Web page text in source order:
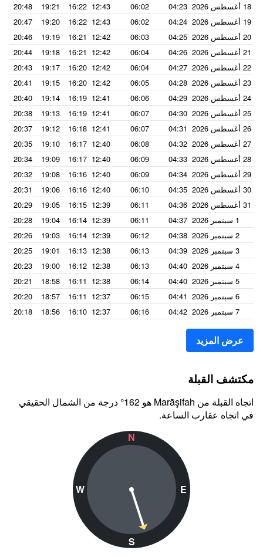
18 أغسطس 2026
04:23
06:02
12:43
16:22
19:21
20:48
19 أغسطس 2026
04:24
06:02
12:43
16:22
19:20
20:47
20 أغسطس 2026
04:25
06:03
12:42
16:21
19:19
20:46
21 أغسطس 2026
04:26
06:04
12:42
16:21
19:18
20:44
22 أغسطس 2026
04:27
06:04
12:42
16:20
19:17
20:43
23 أغسطس 2026
04:28
06:05
12:42
16:20
19:15
20:41
24 أغسطس 2026
04:29
06:06
12:41
16:19
19:14
20:40
25 أغسطس 2026
04:30
06:07
12:41
16:19
19:13
20:38
26 أغسطس 2026
04:31
06:07
12:41
16:18
19:12
20:37
27 أغسطس 2026
04:32
06:08
12:40
16:17
19:10
20:35
28 أغسطس 2026
04:33
06:09
12:40
16:17
19:09
20:34
29 أغسطس 2026
04:34
06:09
12:40
16:16
19:08
20:32
30 أغسطس 2026
04:35
06:10
12:40
16:16
19:06
20:31
31 أغسطس 2026
04:36
06:11
12:39
16:15
19:05
20:29
1 سبتمبر 2026
04:37
06:11
12:39
16:14
19:04
20:28
2 سبتمبر 2026
04:38
06:12
12:39
16:14
19:03
20:26
3 سبتمبر 2026
04:39
06:13
12:38
16:13
19:01
20:25
4 سبتمبر 2026
04:40
06:13
12:38
16:12
19:00
20:23
5 سبتمبر 2026
04:40
06:14
12:38
16:11
18:58
20:21
6 سبتمبر 2026
04:41
06:15
12:37
16:11
18:57
20:20
7 سبتمبر 2026
04:42
06:16
12:37
16:10
18:56
20:18
عرض المزيد
مكتشف القبلة
اتجاه القبلة من Marāşifah هو 162° درجة من الشمال الحقيقي
في اتجاه عقارب الساعة.
N
W
S
E